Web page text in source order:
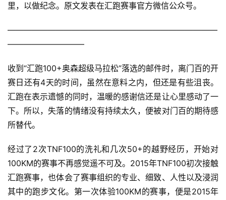
里，以做纪念。原文发表在汇跑赛事官方微信公众号。
——————————————————————————
—————————–
收到“汇跑100+奥森超级马拉松”落选的邮件时，离门百的开
赛日还有4天的时间，虽然在意料之内，但还是有些沮丧。
汇跑在表示遗憾的同时，温暖的感谢信还是让心里感动了一
下。所以，失落的情绪没有持续太久，便被对门百的期待感
所替代。
经过了2次TNF100的洗礼和几次50+的越野经历，开始对
100KM的赛事不再感觉遥不可及。2015年TNF100初次接触
汇跑赛事，也体会了赛事组织的专业、细致、人性以及浸润
其中的跑步文化。第一次体验100KM的赛事，便是2015年